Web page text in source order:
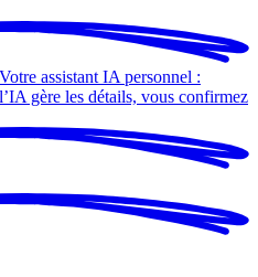
Votre assistant IA personnel :
gère les détails, vous confirmez